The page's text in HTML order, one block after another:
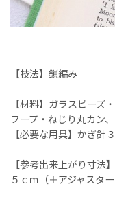
【技法】鎖編み
【材料】ガラスビーズ
フープ・ねじり丸カン
【必要な用具】かぎ針
【参考出来上がり寸
５ｃｍ（＋アジャスター